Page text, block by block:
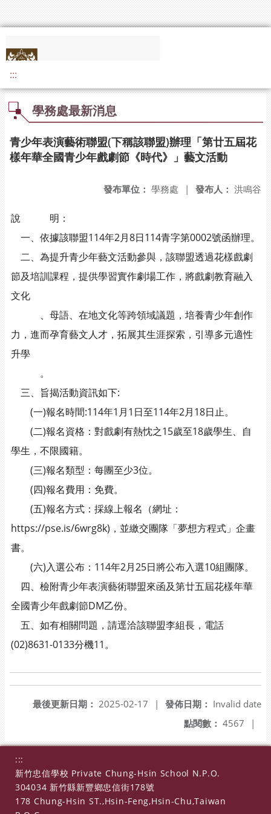
:::
學務處最新消息
青少年表演藝術聯盟(下稱該聯盟)辦理「第廿五屆花
樣年華全國青少年戲劇節《時代》」藝文活動
發布人： 洪鳴谷
發布單位： 學務處 |
說 明：
一、依據該聯盟114年2月8日114青字第0002號函辦理。
二、為提升青少年藝文活動參與，該聯盟透過花樣戲劇
節及培訓課程，提供學習實作劇場工作，將戲劇教育融入
文化
、母語、在地文化等跨領域議題，培養青少年創作
力，進而孕育藝文人才，拓展其生涯探索，引導多元適性
升學
。
三、旨揭活動資訊如下:
(一)報名時間:114年1月1日至114年2月18日止。
(二)報名資格：對戲劇有熱忱之15歲至18歲學生、自
學生，不限國籍。
(三)報名類型：每團至少3位。
(四)報名費用：免費。
(五)報名方式：採線上報名（網址：
https://pse.is/6wrg8k)，並繳交團隊「夢想方程式」企畫
書。
(六)入選公布：114年2月25日將公布入選10組團隊。
四、檢附青少年表演藝術聯盟來函及第廿五屆花樣年華
全國青少年戲劇節DM乙份。
五、如有相關問題，請逕洽該聯盟李組長，電話
(02)8631-0133分機11。
發佈日期： Invalid date
最後更新日期： 2025-02-17
|
點閱數： 4567 |
:::
新竹忠信學校 Private Chung-Hsin School N.P.O.
304034 新竹縣新豐鄉忠信街178號
178 Chung-Hsin ST.,Hsin-Feng,Hsin-Chu,Taiwan